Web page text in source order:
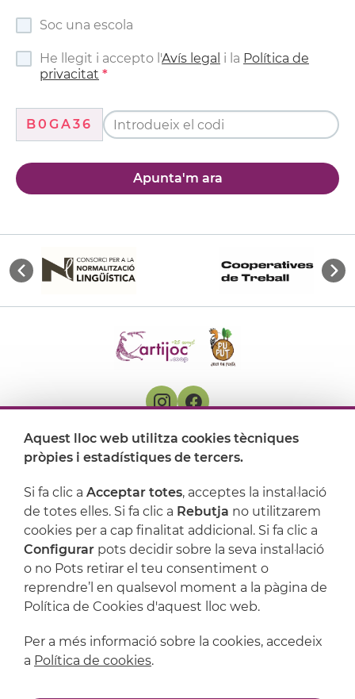
Soc una escola
He llegit i accepto l'Avís legal i la Política de
privacitat
B0GA36
Apunta'm ara
On ens trobem
Suport
Aquest lloc web utilitza cookies tècniques
pròpies i estadístiques de tercers.
Si fa clic a Acceptar totes, acceptes la instal·lació
de totes elles. Si fa clic a Rebutja no utilitzarem
cookies per a cap finalitat addicional. Si fa clic a
Configurar pots decidir sobre la seva instal·lació
o no Pots retirar el teu consentiment o
reprendre’l en qualsevol moment a la pàgina de
Política de Cookies d'aquest lloc web.
Per a més informació sobre la cookies, accedeix
a Política de cookies.